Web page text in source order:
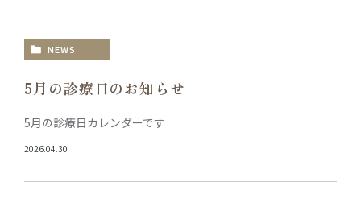
NEWS
5月の診療日のお知らせ
5月の診療日カレンダーです
2026.04.30